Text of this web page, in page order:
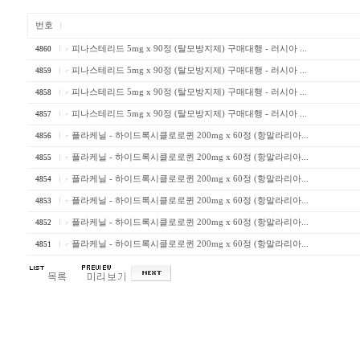
번호
4860 피나스테리드 5mg x 90정 (탈모방지제) 구매대행 - 러시아 ...
4859 피나스테리드 5mg x 90정 (탈모방지제) 구매대행 - 러시아 ...
4858 피나스테리드 5mg x 90정 (탈모방지제) 구매대행 - 러시아 ...
4857 피나스테리드 5mg x 90정 (탈모방지제) 구매대행 - 러시아 ...
4856 플라케닐 - 하이드록시클로로퀸 200mg x 60정 (항말라리아...
4855 플라케닐 - 하이드록시클로로퀸 200mg x 60정 (항말라리아...
4854 플라케닐 - 하이드록시클로로퀸 200mg x 60정 (항말라리아...
4853 플라케닐 - 하이드록시클로로퀸 200mg x 60정 (항말라리아...
4852 플라케닐 - 하이드록시클로로퀸 200mg x 60정 (항말라리아...
4851 플라케닐 - 하이드록시클로로퀸 200mg x 60정 (항말라리아...